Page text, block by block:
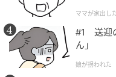
最終的に無事にオムツ
---お疲れ様です！オム
すね。
ママが家出し
#1 送迎
ん」
娘が拐われた